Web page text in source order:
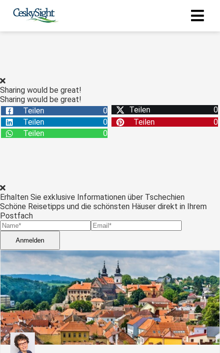
Sharing would be great!
Sharing would be great!
Teilen
0 Teilen
0
Teilen
0 Teilen
0
Teilen
0
Erhalten Sie exklusive Informationen über Tschechien
Schöne Reisetipps und die schönsten Häuser direkt in Ihrem
Postfach
Anmelden